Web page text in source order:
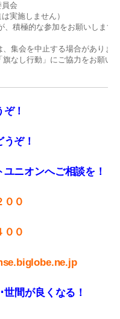
会
施しません）
積極的な参加をお願いします
会を中止する場合がありま
し行動」にご協力をお願い
！
ぞ！
ニオンへご相談を！
０
００
間が良くなる！